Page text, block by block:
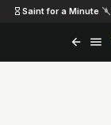
Saint for a Minute